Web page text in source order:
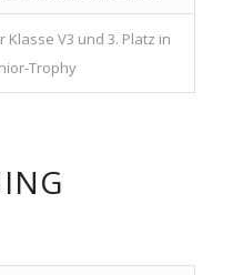
Klasse V3 und 3. Platz in
Trophy